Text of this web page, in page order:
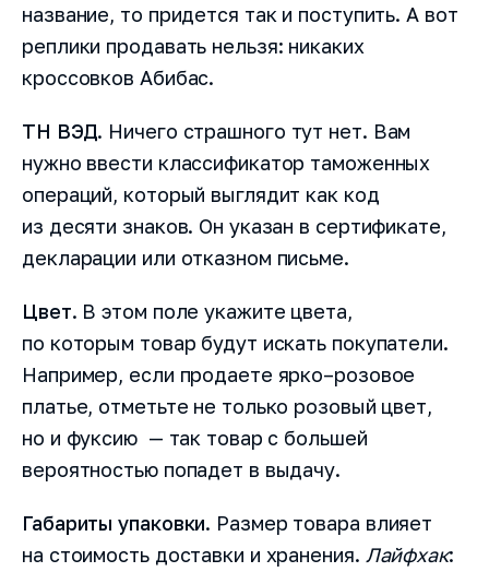
название, то придется так и поступить. А вот
реплики продавать нельзя: никаких
кроссовков Абибас.
ТН ВЭД. Ничего страшного тут нет. Вам
нужно ввести классификатор таможенных
операций, который выглядит как код
из десяти знаков. Он указан в сертификате,
декларации или отказном письме.
Цвет. В этом поле укажите цвета,
по которым товар будут искать покупатели.
Например, если продаете ярко–розовое
платье, отметьте не только розовый цвет,
но и фуксию — так товар с большей
вероятностью попадет в выдачу.
Габариты упаковки. Размер товара влияет
на стоимость доставки и хранения. Лайфхак: